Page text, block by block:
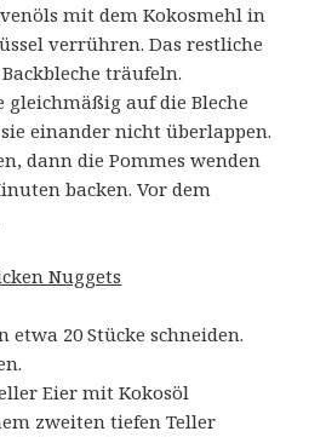
mit dem Kokosmehl in
verrühren. Das restliche
träufeln.
auf die Bleche
einander nicht überlappen.
dann die Pommes wenden
backen. Vor dem
Nuggets
etwa 20 Stücke schneiden.
Eier mit Kokosöl
zweiten tiefen Teller